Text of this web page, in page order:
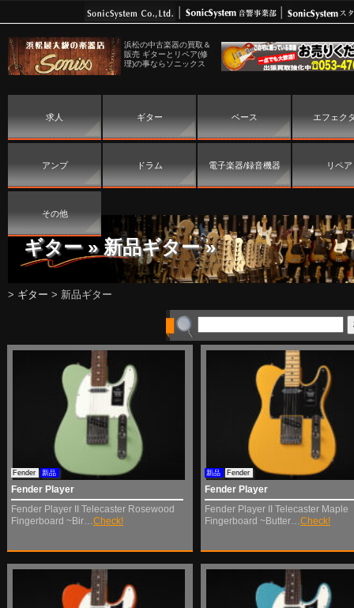
浜松の中古楽器の買取＆
販売 ギターとリペア(修
理)の事ならソニックス
求人 ギター ベース エフェク
アンプ ドラム 電子楽器/録音機器 リペア
その他
ギター» 新品ギター»
> ギター > 新品ギター
Fender Player
Fender 新品
Fender Player II Telecaster Rosewood
Fingerboard ~Bir… Check!
Fender Player
新品 Fender
Fender Player II Telecaster Maple
Fingerboard ~Butter… Check!